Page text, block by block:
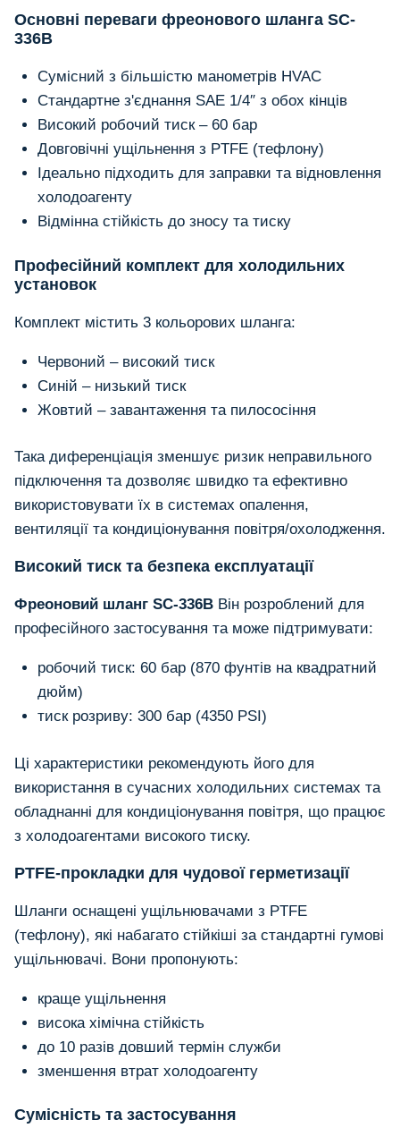
Основні переваги фреонового шланга SC-
336B
Сумісний з більшістю манометрів HVAC
Стандартне з'єднання SAE 1/4″ з обох кінців
Високий робочий тиск – 60 бар
Довговічні ущільнення з PTFE (тефлону)
Ідеально підходить для заправки та відновлення
холодоагенту
Відмінна стійкість до зносу та тиску
Професійний комплект для холодильних
установок
Комплект містить 3 кольорових шланга:
Червоний – високий тиск
Синій – низький тиск
Жовтий – завантаження та пилососіння
Така диференціація зменшує ризик неправильного
підключення та дозволяє швидко та ефективно
використовувати їх в системах опалення,
вентиляції та кондиціонування повітря/охолодження.
Високий тиск та безпека експлуатації
Фреоновий шланг SC-336B Він розроблений для
професійного застосування та може підтримувати:
робочий тиск: 60 бар (870 фунтів на квадратний
дюйм)
тиск розриву: 300 бар (4350 PSI)
Ці характеристики рекомендують його для
використання в сучасних холодильних системах та
обладнанні для кондиціонування повітря, що працює
з холодоагентами високого тиску.
PTFE-прокладки для чудової герметизації
Шланги оснащені ущільнювачами з PTFE
(тефлону), які набагато стійкіші за стандартні гумові
ущільнювачі. Вони пропонують:
краще ущільнення
висока хімічна стійкість
до 10 разів довший термін служби
зменшення втрат холодоагенту
Сумісність та застосування